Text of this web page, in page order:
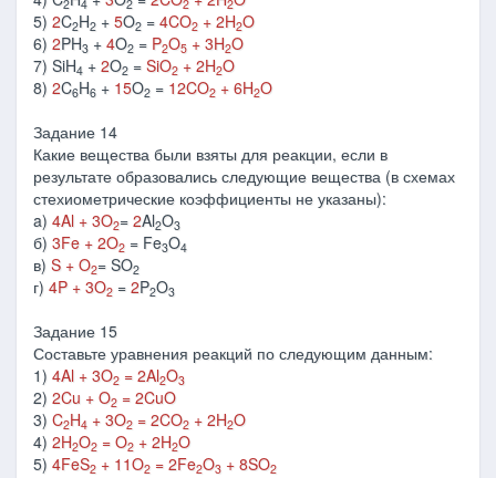
2 4 2 2 2
5) 2C2H2 + 5O2 = 4CO2 + 2H2O
6) 2PH3 + 4O2 = P2O5 + 3H2O
7) SiH4 + 2O2 = SiO2 + 2H2O
8) 2C6H6 + 15O2 = 12CO2 + 6H2O
Задание 14
Какие вещества были взяты для реакции, если в
результате образовались следующие вещества (в схемах
стехиометрические коэффициенты не указаны):
a) 4Al + 3O2= 2Al2O3
б) 3Fe + 2O2 = Fe3O4
в) S + O2= SO2
г) 4P + 3O2 = 2P2O3
Задание 15
Составьте уравнения реакций по следующим данным:
1) 4Al + 3O2 = 2Al2O3
2) 2Cu + O2 = 2CuO
3) C2H4 + 3O2 = 2CO2 + 2H2O
4) 2H2O2 = O2 + 2H2O
5) 4FeS2 + 11O2 = 2Fe2O3 + 8SO2